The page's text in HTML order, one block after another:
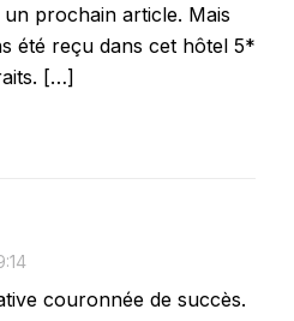
prochain article. Mais
été reçu dans cet hôtel 5*
[…]
couronnée de succès.